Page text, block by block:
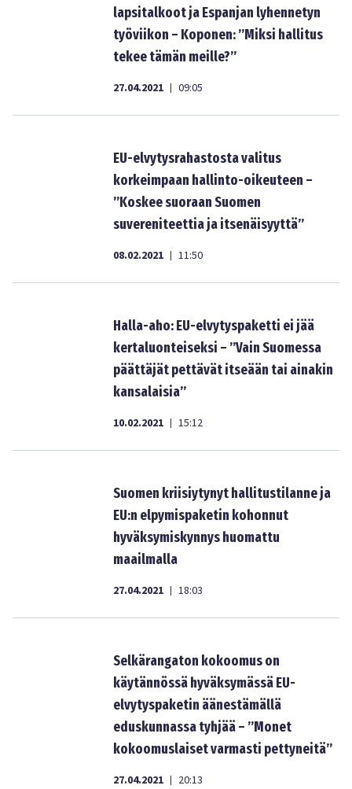
lapsitalkoot ja Espanjan lyhennetyn
työviikon – Koponen: ”Miksi hallitus
tekee tämän meille?”
27.04.2021 | 09:05
EU-elvytysrahastosta valitus
korkeimpaan hallinto-oikeuteen –
”Koskee suoraan Suomen
suvereniteettia ja itsenäisyyttä”
08.02.2021 | 11:50
Halla-aho: EU-elvytyspaketti ei jää
kertaluonteiseksi – ”Vain Suomessa
päättäjät pettävät itseään tai ainakin
kansalaisia”
10.02.2021 | 15:12
Suomen kriisiytynyt hallitustilanne ja
EU:n elpymispaketin kohonnut
hyväksymiskynnys huomattu
maailmalla
27.04.2021 | 18:03
Selkärangaton kokoomus on
käytännössä hyväksymässä EU-
elvytyspaketin äänestämällä
eduskunnassa tyhjää – ”Monet
kokoomuslaiset varmasti pettyneitä”
27.04.2021 | 20:13